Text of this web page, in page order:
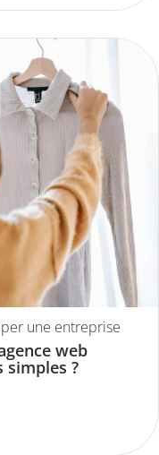
une entreprise
web
simples ?